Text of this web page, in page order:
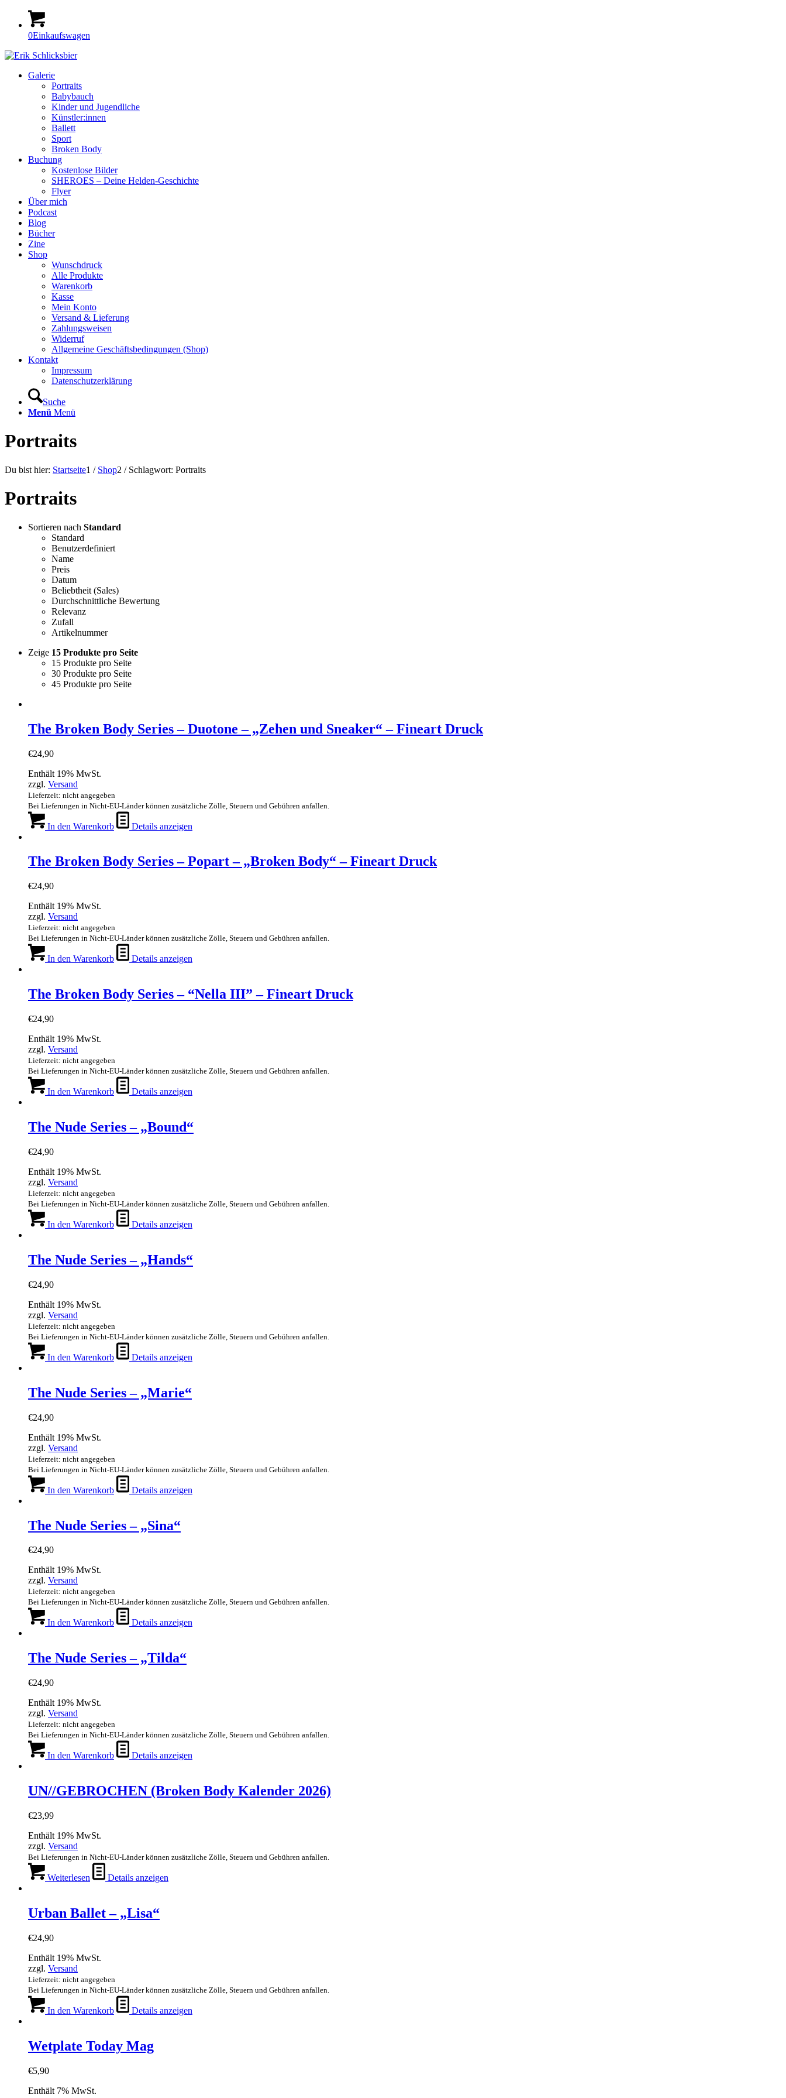
0Einkaufswagen
Galerie
Portraits
Babybauch
Kinder und Jugendliche
Künstler:innen
Ballett
Sport
Broken Body
Buchung
Kostenlose Bilder
SHEROES – Deine Helden-Geschichte
Flyer
Über mich
Podcast
Blog
Bücher
Zine
Shop
Wunschdruck
Alle Produkte
Warenkorb
Kasse
Mein Konto
Versand & Lieferung
Zahlungsweisen
Widerruf
Allgemeine Geschäftsbedingungen (Shop)
Kontakt
Impressum
Datenschutzerklärung
Suche
Menü Menü
Portraits
Du bist hier: Startseite1 / Shop2 / Schlagwort: Portraits
Portraits
Sortieren nach Standard
Standard
Benutzerdefiniert
Name
Preis
Datum
Beliebtheit (Sales)
Durchschnittliche Bewertung
Relevanz
Zufall
Artikelnummer
Zeige 15 Produkte pro Seite
15 Produkte pro Seite
30 Produkte pro Seite
45 Produkte pro Seite
The Broken Body Series – Duotone – „Zehen und Sneaker“ – Fineart Druck
€24,90
Enthält 19% MwSt.
zzgl. Versand
Lieferzeit: nicht angegeben
Bei Lieferungen in Nicht-EU-Länder können zusätzliche Zölle, Steuern und Gebühren anfallen.
In den Warenkorb Details anzeigen
The Broken Body Series – Popart – „Broken Body“ – Fineart Druck
€24,90
Enthält 19% MwSt.
zzgl. Versand
Lieferzeit: nicht angegeben
Bei Lieferungen in Nicht-EU-Länder können zusätzliche Zölle, Steuern und Gebühren anfallen.
In den Warenkorb Details anzeigen
The Broken Body Series – “Nella III” – Fineart Druck
€24,90
Enthält 19% MwSt.
zzgl. Versand
Lieferzeit: nicht angegeben
Bei Lieferungen in Nicht-EU-Länder können zusätzliche Zölle, Steuern und Gebühren anfallen.
In den Warenkorb Details anzeigen
The Nude Series – „Bound“
€24,90
Enthält 19% MwSt.
zzgl. Versand
Lieferzeit: nicht angegeben
Bei Lieferungen in Nicht-EU-Länder können zusätzliche Zölle, Steuern und Gebühren anfallen.
In den Warenkorb Details anzeigen
The Nude Series – „Hands“
€24,90
Enthält 19% MwSt.
zzgl. Versand
Lieferzeit: nicht angegeben
Bei Lieferungen in Nicht-EU-Länder können zusätzliche Zölle, Steuern und Gebühren anfallen.
In den Warenkorb Details anzeigen
The Nude Series – „Marie“
€24,90
Enthält 19% MwSt.
zzgl. Versand
Lieferzeit: nicht angegeben
Bei Lieferungen in Nicht-EU-Länder können zusätzliche Zölle, Steuern und Gebühren anfallen.
In den Warenkorb Details anzeigen
The Nude Series – „Sina“
€24,90
Enthält 19% MwSt.
zzgl. Versand
Lieferzeit: nicht angegeben
Bei Lieferungen in Nicht-EU-Länder können zusätzliche Zölle, Steuern und Gebühren anfallen.
In den Warenkorb Details anzeigen
The Nude Series – „Tilda“
€24,90
Enthält 19% MwSt.
zzgl. Versand
Lieferzeit: nicht angegeben
Bei Lieferungen in Nicht-EU-Länder können zusätzliche Zölle, Steuern und Gebühren anfallen.
In den Warenkorb Details anzeigen
UN//GEBROCHEN (Broken Body Kalender 2026)
€23,99
Enthält 19% MwSt.
zzgl. Versand
Bei Lieferungen in Nicht-EU-Länder können zusätzliche Zölle, Steuern und Gebühren anfallen.
Weiterlesen Details anzeigen
Urban Ballet – „Lisa“
€24,90
Enthält 19% MwSt.
zzgl. Versand
Lieferzeit: nicht angegeben
Bei Lieferungen in Nicht-EU-Länder können zusätzliche Zölle, Steuern und Gebühren anfallen.
In den Warenkorb Details anzeigen
Wetplate Today Mag
€5,90
Enthält 7% MwSt.